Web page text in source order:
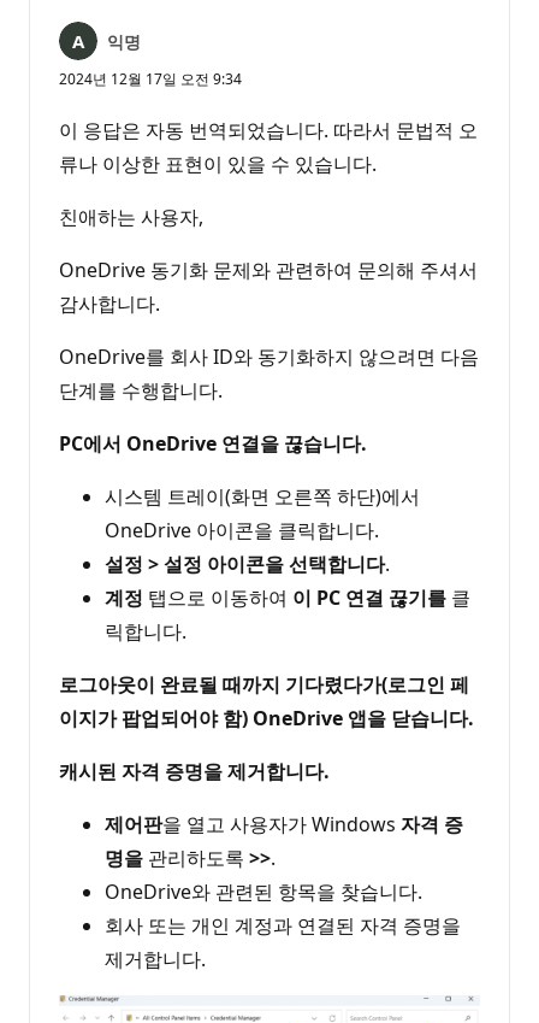
익명
2024년 12월 17일 오전 9:34
이 응답은 자동 번역되었습니다. 따라서 문법적 오
류나 이상한 표현이 있을 수 있습니다.
친애하는 사용자,
OneDrive 동기화 문제와 관련하여 문의해 주셔서
감사합니다.
OneDrive를 회사 ID와 동기화하지 않으려면 다음
단계를 수행합니다.
PC에서 OneDrive 연결을 끊습니다.
시스템 트레이(화면 오른쪽 하단)에서
OneDrive 아이콘을 클릭합니다.
설정 > 설정 아이콘을 선택합니다.
계정 탭으로 이동하여 이 PC 연결 끊기를 클
릭합니다.
로그아웃이 완료될 때까지 기다렸다가(로그인 페
이지가 팝업되어야 함) OneDrive 앱을 닫습니다.
캐시된 자격 증명을 제거합니다.
제어판을 열고 사용자가 Windows 자격 증
명을 관리하도록 >>.
OneDrive와 관련된 항목을 찾습니다.
회사 또는 개인 계정과 연결된 자격 증명을
제거합니다.